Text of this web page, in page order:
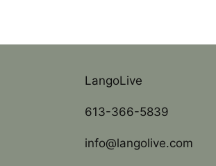
LangoLive
613-366-5839
info@langolive.com